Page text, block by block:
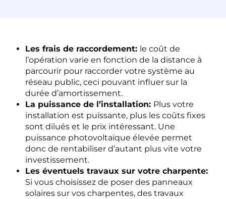
Les frais de raccordement: le coût de
l’opération varie en fonction de la distance à
parcourir pour raccorder votre système au
réseau public, ceci pouvant influer sur la
durée d’amortissement.
La puissance de l’installation: Plus votre
installation est puissante, plus les coûts fixes
sont dilués et le prix intéressant. Une
puissance photovoltaïque élevée permet
donc de rentabiliser d’autant plus vite votre
investissement.
Les éventuels travaux sur votre charpente:
Si vous choisissez de poser des panneaux
solaires sur vos charpentes, des travaux